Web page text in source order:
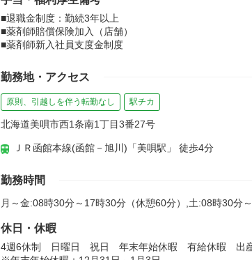
■退職金制度：勤続3年以上
■薬剤師賠償保険加入（店舗）
■薬剤師新入社員支度金制度
勤務地・アクセス
原則、引越しを伴う転勤なし 駅チカ
北海道美唄市西1条南1丁目3番27号
ＪＲ函館本線(函館－旭川)「美唄駅」 徒歩4分
勤務時間
月～金:08時30分～17時30分（休憩60分）,土:08時30分
休日・休暇
4週6休制 日曜日 祝日 年末年始休暇 有給休暇 出